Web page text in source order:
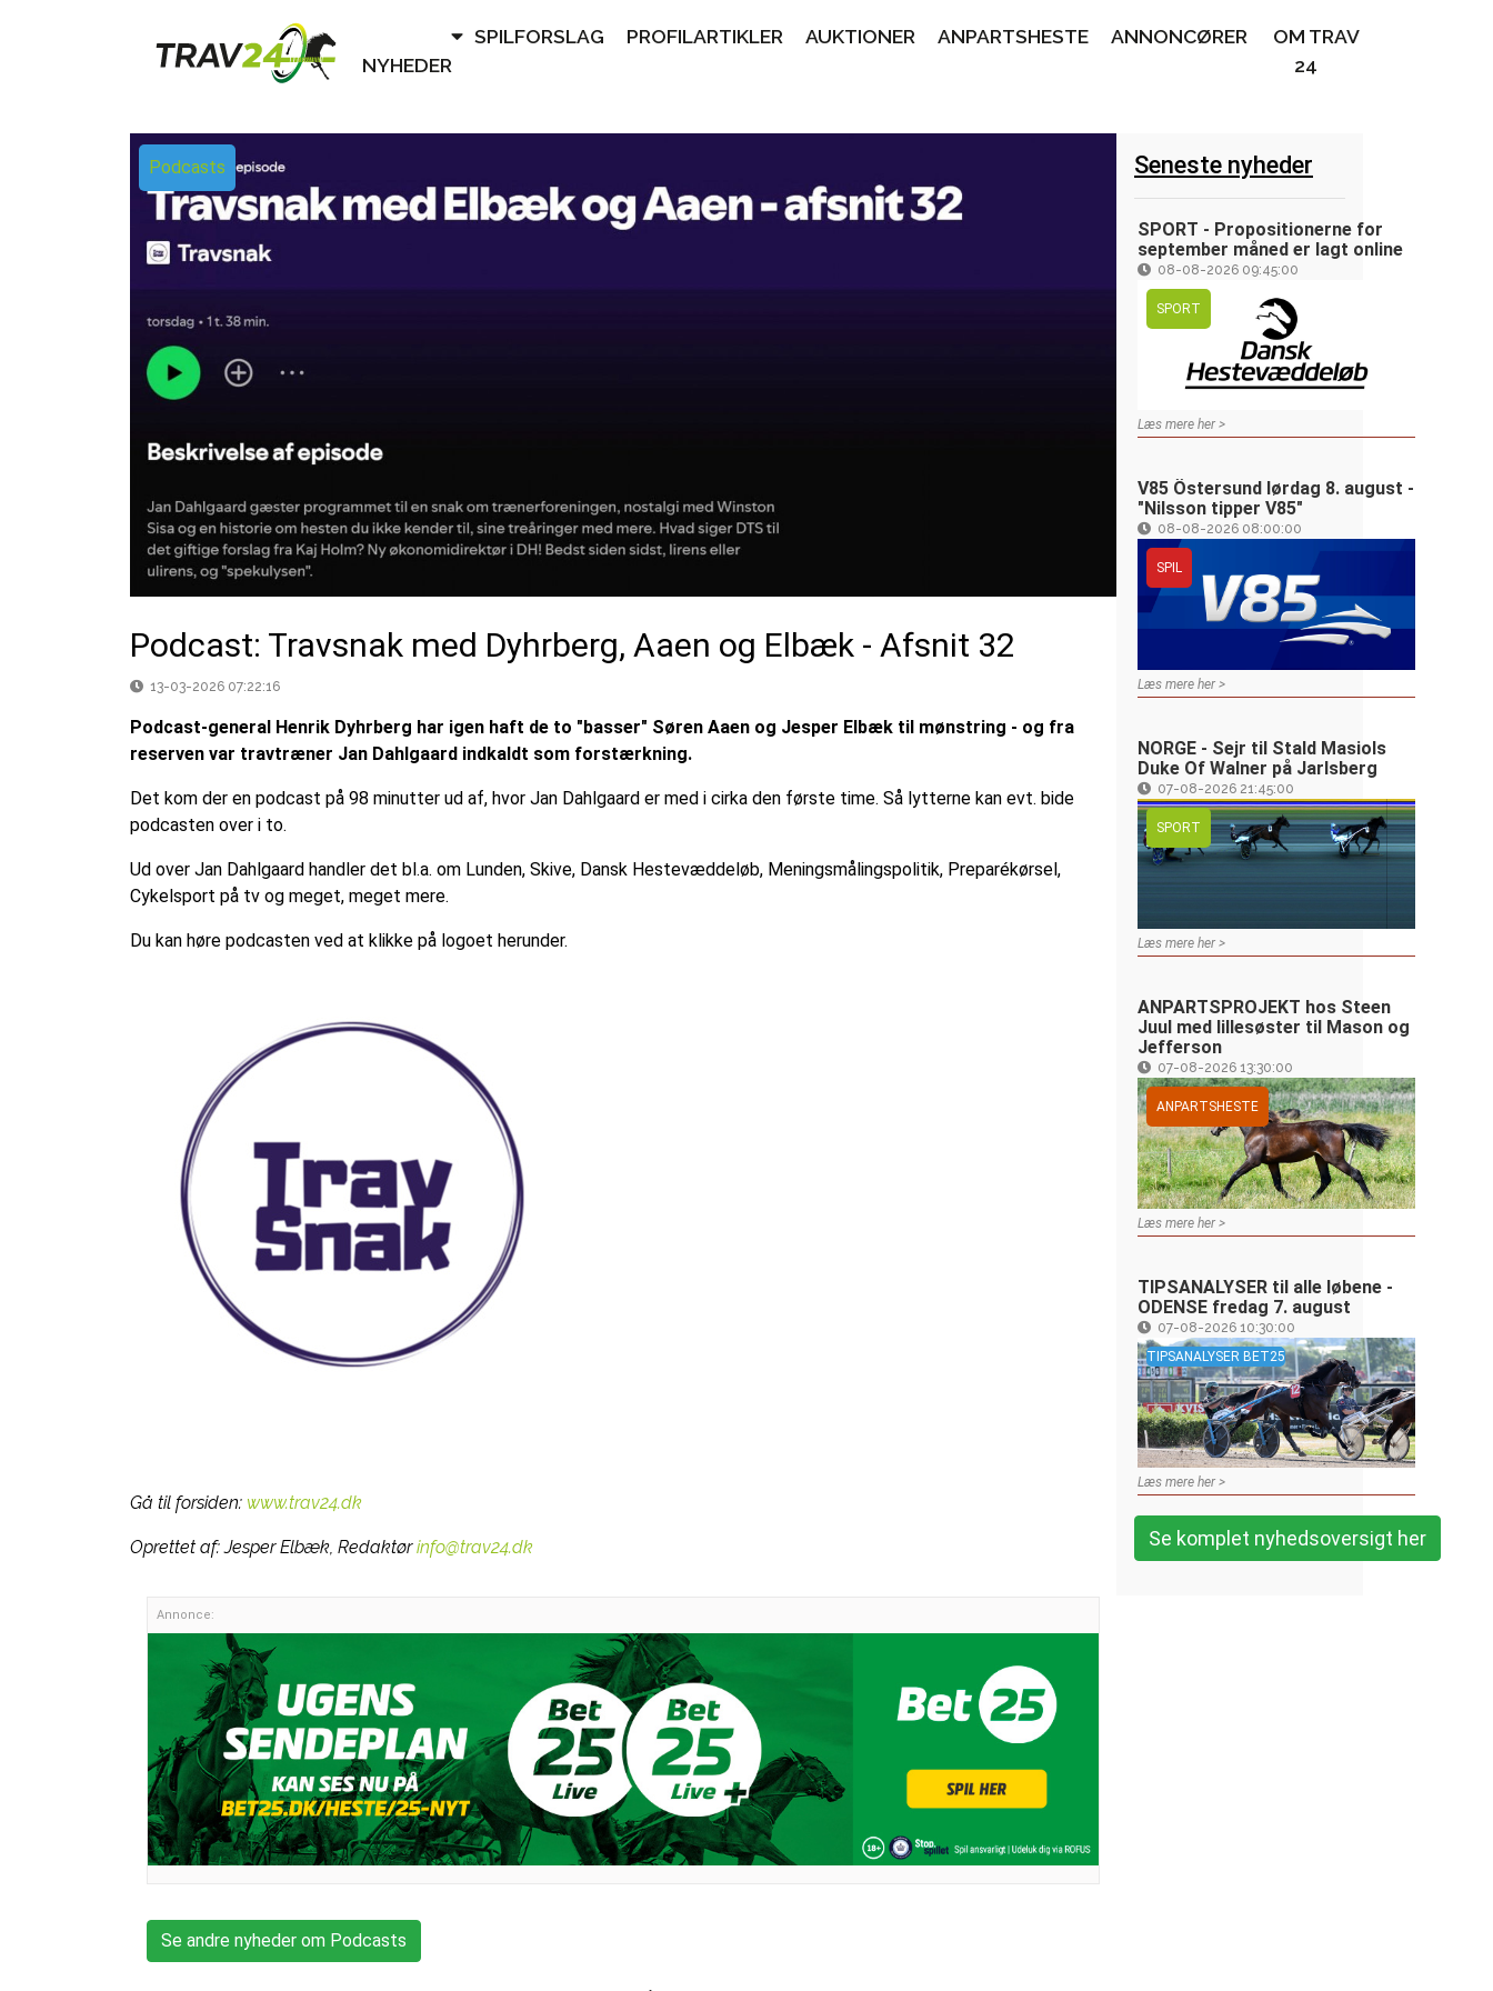
Podcasts
Podcast: Travsnak med Dyhrberg, Aaen og Elbæk - Afsnit 32
13-03-2026 07:22:16
Podcast-general Henrik Dyhrberg har igen haft de to "basser" Søren Aaen og Jesper Elbæk til mønstring - og fra
reserven var travtræner Jan Dahlgaard indkaldt som forstærkning.
Det kom der en podcast på 98 minutter ud af, hvor Jan Dahlgaard er med i cirka den første time. Så lytterne kan evt. bide
podcasten over i to.
Ud over Jan Dahlgaard handler det bl.a. om Lunden, Skive, Dansk Hestevæddeløb, Meningsmålingspolitik, Preparékørsel,
Cykelsport på tv og meget, meget mere.
Du kan høre podcasten ved at klikke på logoet herunder.
Gå til forsiden: www.trav24.dk
Oprettet af:Jesper Elbæk, Redaktør info@trav24.dk
Annonce:
Se andre nyheder om Podcasts
Seneste nyheder
SPORT - Propositionerne for
september måned er lagt online
08-08-2026 09:45:00
SPORT
Læs mere her >
V85 Östersund lørdag 8. august -
"Nilsson tipper V85"
08-08-2026 08:00:00
SPIL
Læs mere her >
NORGE - Sejr til Stald Masiols
Duke Of Walner på Jarlsberg
07-08-2026 21:45:00
SPORT
Læs mere her >
ANPARTSPROJEKT hos Steen
Juul med lillesøster til Mason og
Jefferson
07-08-2026 13:30:00
ANPARTSHESTE
Læs mere her >
TIPSANALYSER til alle løbene -
ODENSE fredag 7. august
07-08-2026 10:30:00
TIPSANALYSER BET25
Læs mere her >
Se komplet nyhedsoversigt her
NYHEDER
SPILFORSLAG PROFILARTIKLER AUKTIONER ANPARTSHESTE ANNONCØRER
OM TRAV
24